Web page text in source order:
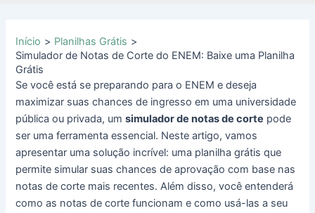
Início
Planilhas Grátis
Simulador de Notas de Corte do ENEM: Baixe uma Planilha
Grátis
Se você está se preparando para o ENEM e deseja
maximizar suas chances de ingresso em uma universidade
pública ou privada, umsimulador de notas de corte pode
ser uma ferramenta essencial. Neste artigo, vamos
apresentar uma solução incrível: uma planilha grátis que
permite simular suas chances de aprovação com base nas
notas de corte mais recentes. Além disso, você entenderá
como as notas de corte funcionam e como usá-las a seu